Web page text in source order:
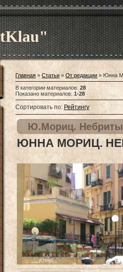
Главная » Статьи » От редакции » Юнна
В категории материалов: 28
Показано материалов:1-28
Сортировать по: Рейтингу
Ю.Мориц.
ЮННА МОРИЦ.